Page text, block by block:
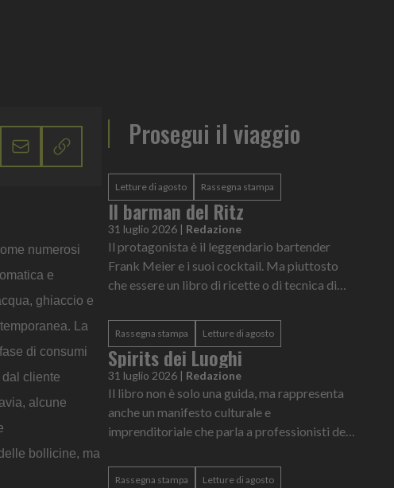
numerosi
e
ghiaccio e
La
di consumi
cliente
alcune
bollicine, ma
Prosegui il viaggio
Letture di agosto Rassegna stampa
Il barman del Ritz
31 luglio 2026 | Redazione
Il protagonista è il leggendario bartender
Frank Meier e i suoi cocktail. Ma piuttosto
che essere un libro di ricette o di tecnica di
capitale europea in quattro anni decisivi della
sua storia
Rassegna stampa Letture di agosto
Spirits dei Luoghi
31 luglio 2026 | Redazione
Il libro non è solo una guida, ma rappresenta
anche un manifesto culturale e
imprenditoriale che parla a professionisti del
Rassegna stampa Letture di agosto